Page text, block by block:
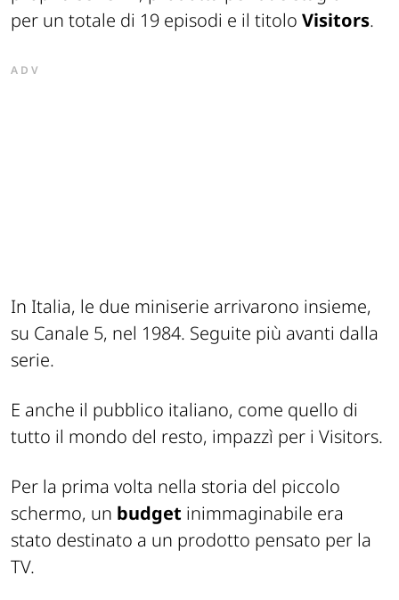
per un totale di 19 episodi e il titolo Visitors.
ADV
In Italia, le due miniserie arrivarono insieme,
su Canale 5, nel 1984. Seguite più avanti dalla
serie.
E anche il pubblico italiano, come quello di
tutto il mondo del resto, impazzì per i Visitors.
Per la prima volta nella storia del piccolo
schermo, un budget inimmaginabile era
stato destinato a un prodotto pensato per la
TV.